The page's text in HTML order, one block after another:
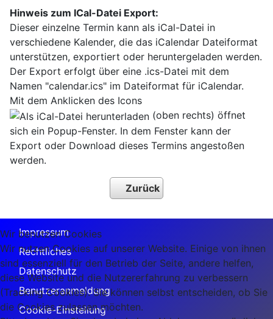
Hinweis zum ICal-Datei Export:
Dieser einzelne Termin kann als iCal-Datei in
verschiedene Kalender, die das iCalendar Dateiformat
unterstützen, exportiert oder heruntergeladen werden.
Der Export erfolgt über eine .ics-Datei mit dem
Namen "calendar.ics" im Dateiformat für iCalendar.
Mit dem Anklicken des Icons
(oben rechts) öffnet
sich ein Popup-Fenster. In dem Fenster kann der
Export oder Download dieses Termins angestoßen
werden.
Zurück
Impressum
Rechtliches
Datenschutz
Benutzeranmeldung
Cookie-Einstellung
Wir benutzen Cookies
Wir nutzen Cookies auf unserer Website. Einige von ihnen
sind essenziell für den Betrieb der Seite, andere helfen,
diese Website und die Nutzererfahrung zu verbessern
(Tracking Cookies). Sie können selbst entscheiden, ob Sie
die Cookies zulassen möchten.